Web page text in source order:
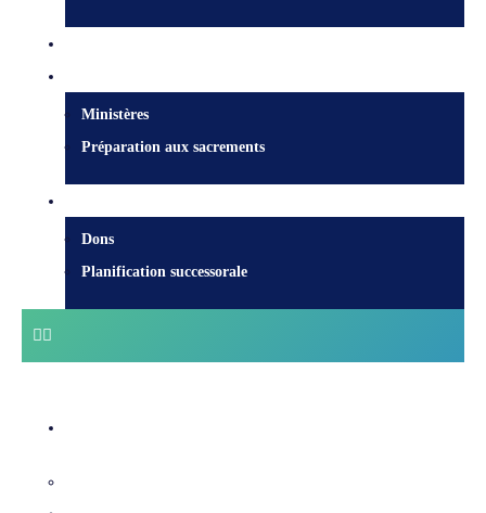
Ministères
Préparation aux sacrements
Dons
Planification successorale